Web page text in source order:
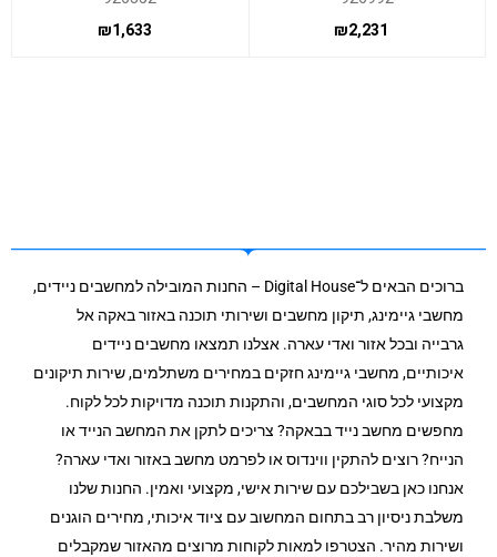
₪2,231
₪1,633
ברוכים הבאים ל־Digital House – החנות המובילה למחשבים ניידים,
מחשבי גיימינג, תיקון מחשבים ושירותי תוכנה באזור באקה אל
גרבייה ובכל אזור ואדי עארה. אצלנו תמצאו מחשבים ניידים
איכותיים, מחשבי גיימינג חזקים במחירים משתלמים, שירות תיקונים
מקצועי לכל סוגי המחשבים, והתקנות תוכנה מדויקות לכל לקוח.
מחפשים מחשב נייד בבאקה? צריכים לתקן את המחשב הנייד או
הנייח? רוצים להתקין ווינדוס או לפרמט מחשב באזור ואדי עארה?
אנחנו כאן בשבילכם עם שירות אישי, מקצועי ואמין. החנות שלנו
משלבת ניסיון רב בתחום המחשוב עם ציוד איכותי, מחירים הוגנים
ושירות מהיר. הצטרפו למאות לקוחות מרוצים מהאזור שמקבלים